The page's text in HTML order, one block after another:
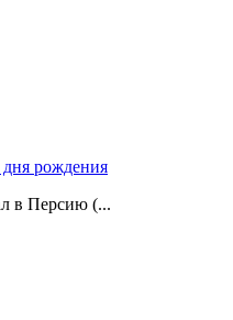
дня рождения
в Персию (...